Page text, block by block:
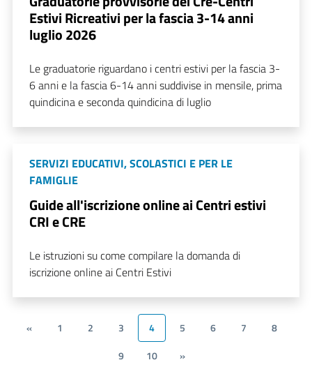
Estivi Ricreativi per la fascia 3-14 anni
luglio 2026
Le graduatorie riguardano i centri estivi per la fascia 3-
6 anni e la fascia 6-14 anni suddivise in mensile, prima
quindicina e seconda quindicina di luglio
SERVIZI EDUCATIVI, SCOLASTICI E PER LE
FAMIGLIE
Guide all'iscrizione online ai Centri estivi
CRI e CRE
Le istruzioni su come compilare la domanda di
iscrizione online ai Centri Estivi
« 1 2 3 4 5 6 7
8
9
10 »